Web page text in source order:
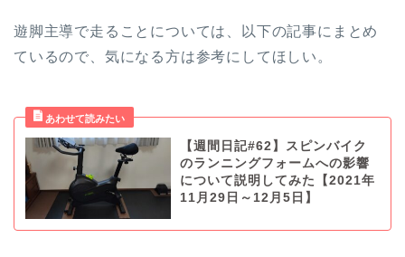
遊脚主導で走ることについては、以下の記事にまとめ
ているので、気になる方は参考にしてほしい。
【週間日記#62】スピンバイク
のランニングフォームへの影響
について説明してみた【2021年
11月29日～12月5日】